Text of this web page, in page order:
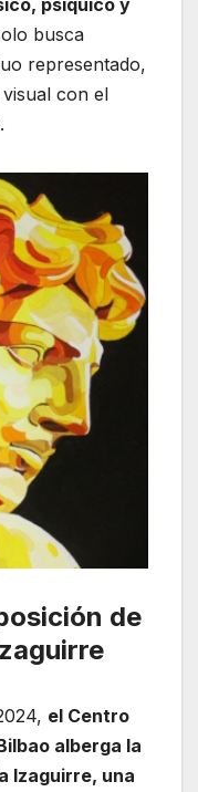
busca
representado,
con el
de
el Centro
alberga la
Izaguirre, una